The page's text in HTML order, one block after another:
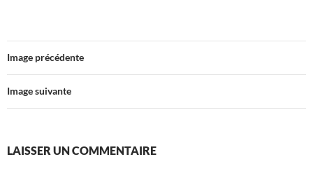
Image précédente
Image suivante
LAISSER UN COMMENTAIRE